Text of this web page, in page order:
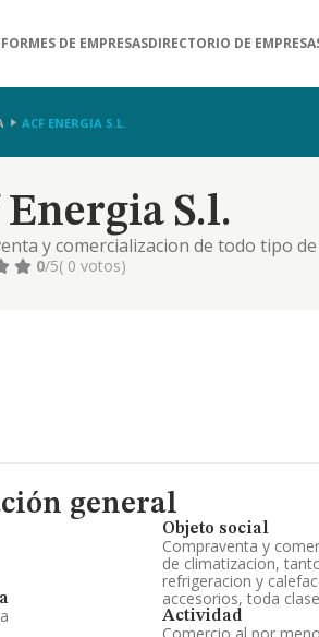
DE EMPRESASDIRECTORIO DE
ACF ENERGIA S.L.
S.l.
y comercializacion de todo tipo
como de refrigeracion y
0/5( 0 votos)
general
Objeto social
Compraventa y
de climatizacion,
refrigeracion y
accesorios, toda
Actividad